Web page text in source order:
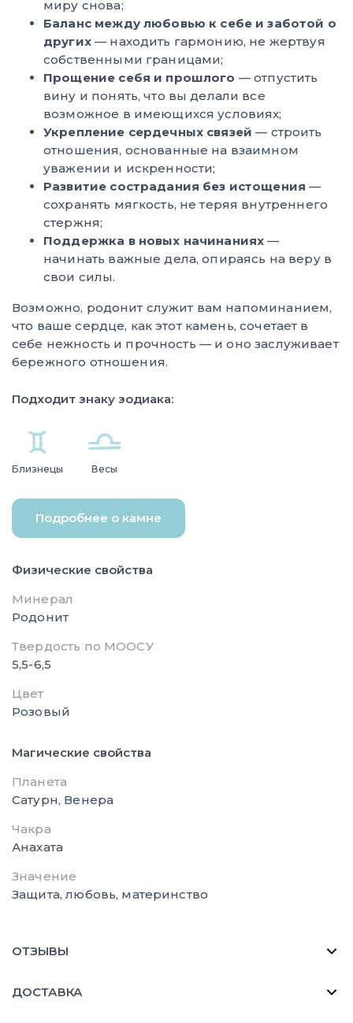
миру снова;
Баланс между любовью к себе и заботой о
других— находить гармонию, не жертвуя
собственными границами;
Прощение себя и прошлого — отпустить
вину и понять, что вы делали все
возможное в имеющихся условиях;
Укрепление сердечных связей— строить
отношения, основанные на взаимном
уважении и искренности;
Развитие сострадания без истощения —
сохранять мягкость, не теряя внутреннего
стержня;
Поддержка в новых начинаниях —
начинать важные дела, опираясь на веру в
свои силы.
Возможно, родонит служит вам напоминанием,
что ваше сердце, как этот камень, сочетает в
себе нежность и прочность — и оно заслуживает
бережного отношения.
Подходит знаку зодиака:
Близнецы Весы
Подробнее о камне
Физические свойства
Минерал
Родонит
Твердость по МООСУ
5,5-6,5
Цвет
Розовый
Магические свойства
Планета
Сатурн, Венера
Чакра
Анахата
Значение
Защита, любовь, материнство
ОТЗЫВЫ
ДОСТАВКА